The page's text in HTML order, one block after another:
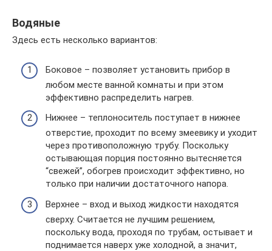
Водяные
Здесь есть несколько вариантов:
Боковое – позволяет установить прибор в
любом месте ванной комнаты и при этом
эффективно распределить нагрев.
Нижнее – теплоноситель поступает в нижнее
отверстие, проходит по всему змеевику и уходит
через противоположную трубу. Поскольку
остывающая порция постоянно вытесняется
“свежей”, обогрев происходит эффективно, но
только при наличии достаточного напора.
Верхнее – вход и выход жидкости находятся
сверху. Считается не лучшим решением,
поскольку вода, проходя по трубам, остывает и
поднимается наверх уже холодной, а значит,